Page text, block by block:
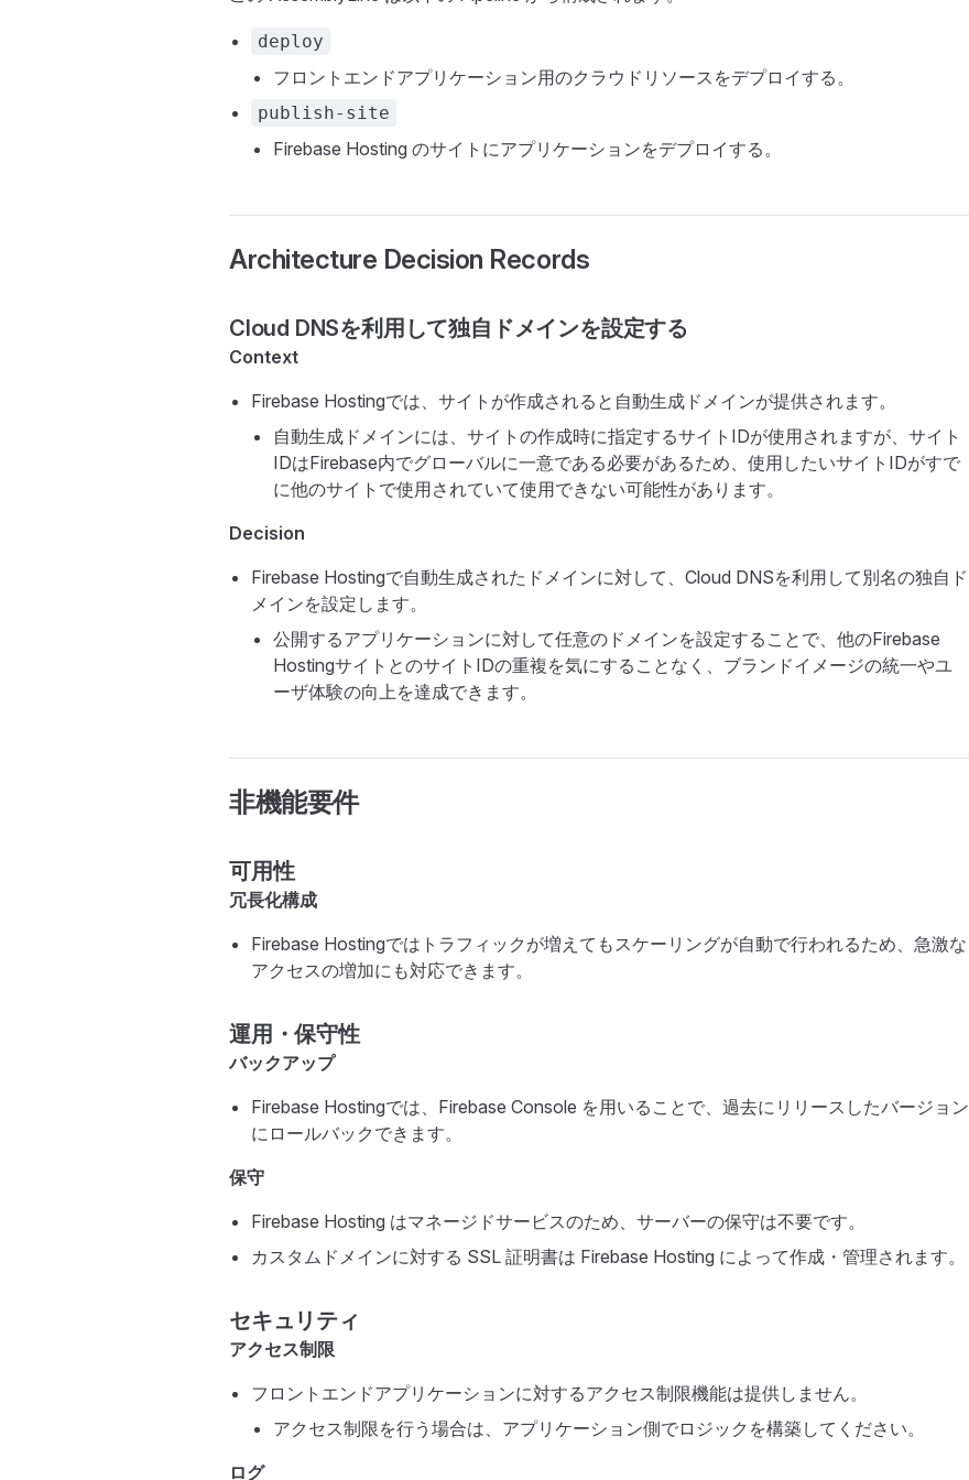
deploy
フロントエンドアプリケーション用のクラウドリソースをデプロイする。
publish-site
Firebase Hosting のサイトにアプリケーションをデプロイする。
Architecture Decision Records
Cloud DNSを利用して独自ドメインを設定する
Context
Firebase Hostingでは、サイトが作成されると自動生成ドメインが提供されます。
自動生成ドメインには、サイトの作成時に指定するサイトIDが使用されますが、サイト
IDはFirebase内でグローバルに一意である必要があるため、使用したいサイトIDがすで
に他のサイトで使用されていて使用できない可能性があります。
Decision
Firebase Hostingで自動生成されたドメインに対して、Cloud DNSを利用して別名の独自ド
メインを設定します。
公開するアプリケーションに対して任意のドメインを設定することで、他のFirebase
HostingサイトとのサイトIDの重複を気にすることなく、ブランドイメージの統一やユ
ーザ体験の向上を達成できます。
非機能要件
可用性
冗長化構成
Firebase Hostingではトラフィックが増えてもスケーリングが自動で行われるため、急激な
アクセスの増加にも対応できます。
運用・保守性
バックアップ
Firebase Hostingでは、Firebase Console を用いることで、過去にリリースしたバージョン
にロールバックできます。
保守
Firebase Hosting はマネージドサービスのため、サーバーの保守は不要です。
カスタムドメインに対する SSL 証明書は Firebase Hosting によって作成・管理されます。
セキュリティ
アクセス制限
フロントエンドアプリケーションに対するアクセス制限機能は提供しません。
アクセス制限を行う場合は、アプリケーション側でロジックを構築してください。
ログ